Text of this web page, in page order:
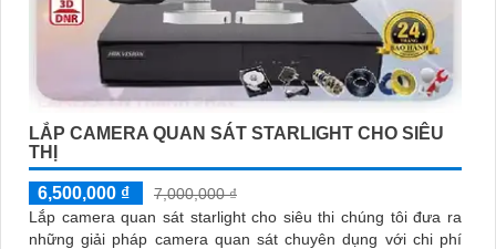
LẮP CAMERA QUAN SÁT STARLIGHT CHO SIÊU
THỊ
6,500,000 ₫
7,000,000 ₫
Lắp camera quan sát starlight cho siêu thi chúng tôi đưa ra
những giải pháp camera quan sát chuyên dụng với chi phí